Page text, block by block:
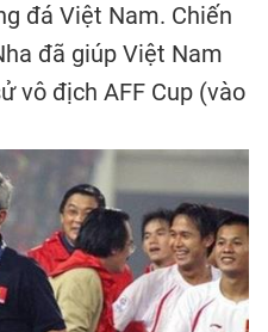
đá Việt Nam. Chiến
đã giúp Việt Nam
vô địch AFF Cup (vào